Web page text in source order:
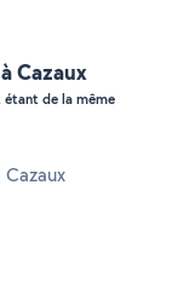
Cazaux
de la même